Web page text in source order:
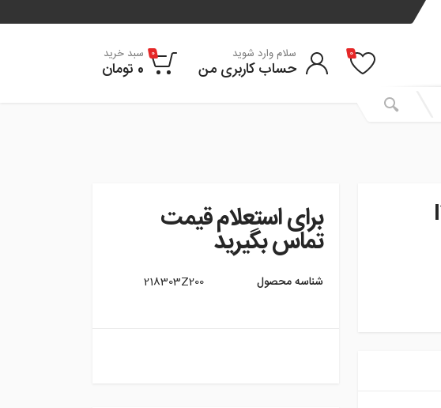
0 سلام وارد شوید
حساب کاربری من
0 سبد خرید
0 تومان
برای استعلام قیمت
تماس بگیرید
شناسه محصول 218303Z200